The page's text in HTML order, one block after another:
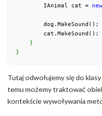
        IAnimal cat =
new
        dog.MakeSound();
        cat.MakeSound();
    }
}
Tutaj odwołujemy się do
temu możemy traktować
kontekście wywoływania